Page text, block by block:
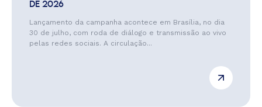
DE 2026
Lançamento da campanha acontece em Brasília, no dia
30 de julho, com roda de diálogo e transmissão ao vivo
pelas redes sociais. A circulação...